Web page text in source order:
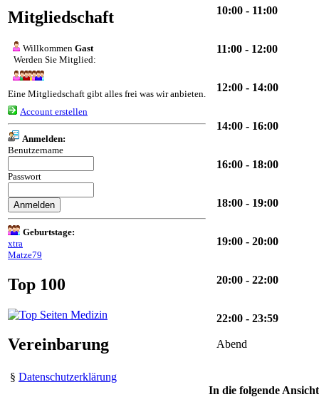
Mitgliedschaft
Willkommen Gast
Werden Sie Mitglied:
Eine Mitgliedschaft gibt alles frei was wir anbieten.
Account erstellen
Anmelden:
Benutzername
Passwort
Geburtstage:
xtra
Matze79
Top 100
Vereinbarung
§ Datenschutzerklärung
10:00 - 11:00
11:00 - 12:00
12:00 - 14:00
14:00 - 16:00
16:00 - 18:00
18:00 - 19:00
19:00 - 20:00
20:00 - 22:00
22:00 - 23:59
Abend
In die folgende